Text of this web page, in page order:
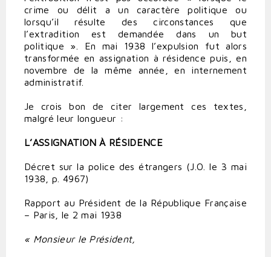
crime ou délit a un caractère politique ou
lorsqu’il résulte des circonstances que
l’extradition est demandée dans un but
politique ». En mai 1938 l’expulsion fut alors
transformée en assignation à résidence puis, en
novembre de la même année, en internement
administratif.
Je crois bon de citer largement ces textes,
malgré leur longueur :
L’ASSIGNATION À RÉSIDENCE
Décret sur la police des étrangers (J.O. le 3 mai
1938, p. 4967)
Rapport au Président de la République Française
– Paris, le 2 mai 1938
« Monsieur le Président,